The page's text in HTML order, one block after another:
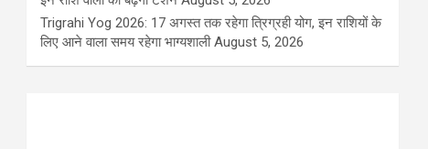
Trigrahi Yog 2026: 17 अगस्त तक रहेगा त्रिग्रही योग, इन राशियों के
लिए आने वाला समय रहेगा भाग्यशाली August 5, 2026